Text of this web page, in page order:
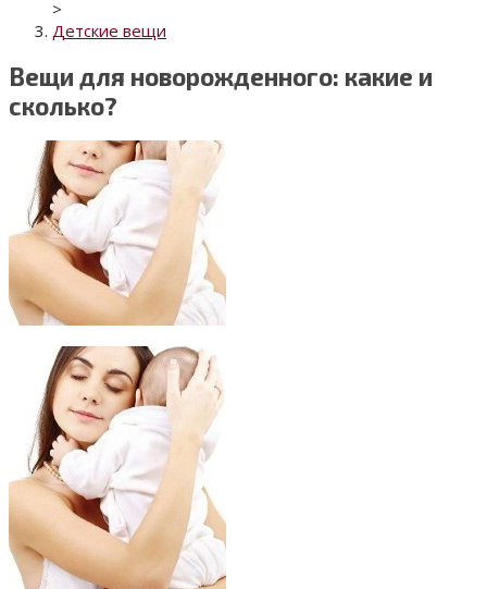
>
Детские вещи
Вещи для новорожденного: какие и
сколько?